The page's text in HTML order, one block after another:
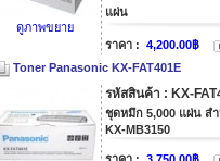
ดูภาพขยาย
แผ่น
ราคา : 4,200.00฿
Toner Panasonic KX-FAT401E
รหัสสินค้า : KX-
ชุดหมึก 5,000 แผ่น ส
KX-MB3150